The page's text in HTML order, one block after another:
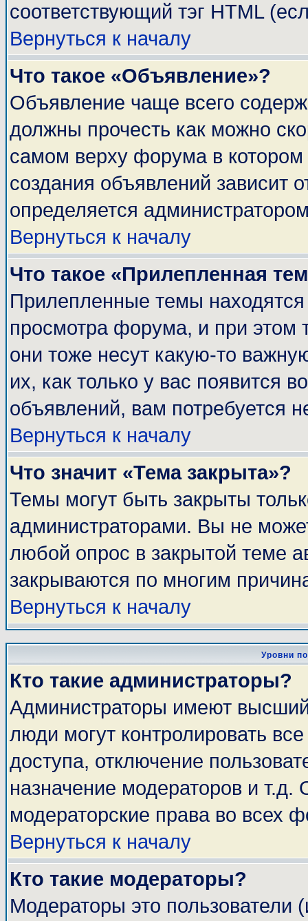
соответствующий тэг HTML
Вернуться к началу
Что такое «Объявление»?
Объявление чаще всего
должны прочесть как можно
самом верху форума в
создания объявлений зависит
определяется
Вернуться к началу
Что такое «Прилепленная
Прилепленные темы
просмотра форума, и при этом
они тоже несут какую-то
их, как только у вас появится
объявлений, вам потребуется
Вернуться к началу
Что значит «Тема закрыта»?
Темы могут быть закрыты
администраторами. Вы не
любой опрос в закрытой теме
закрываются по многим
Вернуться к началу
Уровни
Кто такие администраторы?
Администраторы имеют
люди могут контролировать
доступа, отключение
назначение модераторов и
модераторские права во всех
Вернуться к началу
Кто такие модераторы?
Модераторы это пользователи